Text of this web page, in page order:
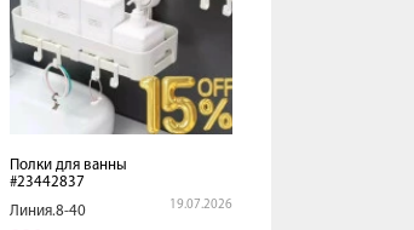
Полки для ванны
#23442837
Линия.8-40
19.07.2026